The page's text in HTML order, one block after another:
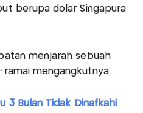
berupa dolar Singapura
menjarah sebuah
ramai mengangkutnya.
3 Bulan Tidak Dinafkahi